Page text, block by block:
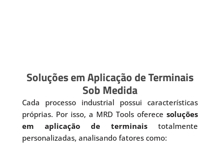
Soluções em Aplicação de Terminais
Sob Medida
Cada processo industrial possui características
próprias. Por isso, a MRD Tools oferecesoluções
em aplicação de terminais totalmente
personalizadas, analisando fatores como: